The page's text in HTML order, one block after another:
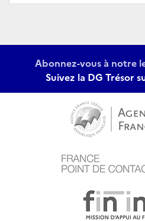
Abonnez-vous à notre
Suivez la DG Trésor